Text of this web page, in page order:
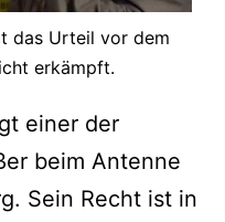
das Urteil vor dem
erkämpft.
einer der
beim Antenne
Sein Recht ist in